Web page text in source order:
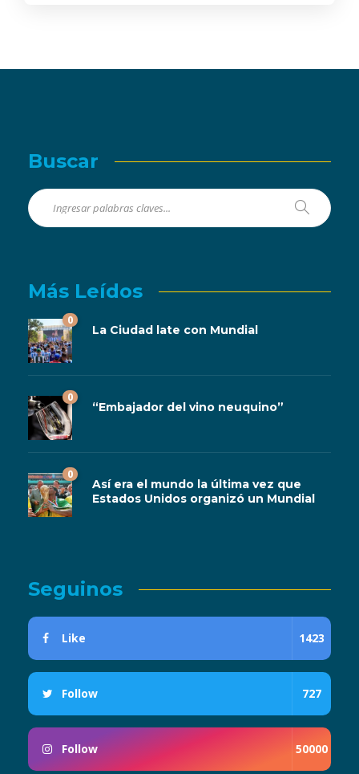
Buscar
Más Leídos
0
La Ciudad late con Mundial
0
“Embajador del vino neuquino”
0
Así era el mundo la última vez que
Estados Unidos organizó un Mundial
Seguinos
Like 1423
Follow 727
Follow 50000